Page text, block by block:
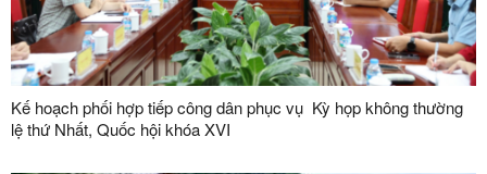
Kế hoạch phối hợp tiếp công dân phục vụ Kỳ họp không thường
lệ thứ Nhất, Quốc hội khóa XVI